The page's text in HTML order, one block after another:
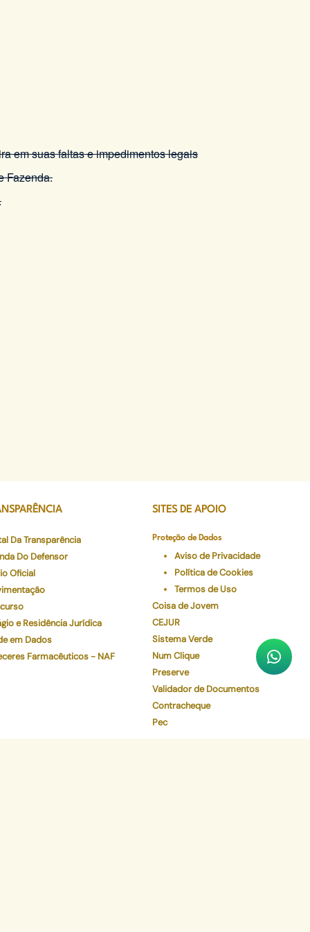
suas faltas e impedimentos legais
Fazenda.
Da Transparência
Do Defensor
Oficial
e Residência Jurídica
em Dados
Farmacêuticos - NAF
SITES DE APOIO
Proteção de Dados
Aviso de Privacidade
Política de Cookies
Termos de Uso
Coisa de Jovem
CEJUR
Sistema Verde
Num Clique
Preserve
Validador de Documentos
Contracheque
Pec